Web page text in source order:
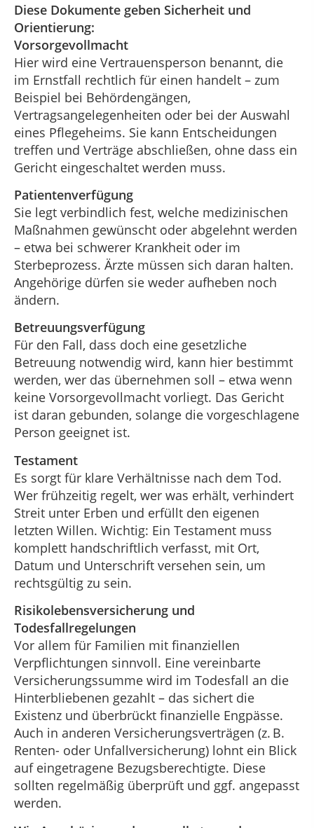
Diese Dokumente geben Sicherheit und
Orientierung:
Vorsorgevollmacht
Hier wird eine Vertrauensperson benannt, die
im Ernstfall rechtlich für einen handelt – zum
Beispiel bei Behördengängen,
Vertragsangelegenheiten oder bei der Auswahl
eines Pflegeheims. Sie kann Entscheidungen
treffen und Verträge abschließen, ohne dass ein
Gericht eingeschaltet werden muss.
Patientenverfügung
Sie legt verbindlich fest, welche medizinischen
Maßnahmen gewünscht oder abgelehnt werden
– etwa bei schwerer Krankheit oder im
Sterbeprozess. Ärzte müssen sich daran halten.
Angehörige dürfen sie weder aufheben noch
ändern.
Betreuungsverfügung
Für den Fall, dass doch eine gesetzliche
Betreuung notwendig wird, kann hier bestimmt
werden, wer das übernehmen soll – etwa wenn
keine Vorsorgevollmacht vorliegt. Das Gericht
ist daran gebunden, solange die vorgeschlagene
Person geeignet ist.
Testament
Es sorgt für klare Verhältnisse nach dem Tod.
Wer frühzeitig regelt, wer was erhält, verhindert
Streit unter Erben und erfüllt den eigenen
letzten Willen. Wichtig: Ein Testament muss
komplett handschriftlich verfasst, mit Ort,
Datum und Unterschrift versehen sein, um
rechtsgültig zu sein.
Risikolebensversicherung und
Todesfallregelungen
Vor allem für Familien mit finanziellen
Verpflichtungen sinnvoll. Eine vereinbarte
Versicherungssumme wird im Todesfall an die
Hinterbliebenen gezahlt – das sichert die
Existenz und überbrückt finanzielle Engpässe.
Auch in anderen Versicherungsverträgen (z. B.
Renten- oder Unfallversicherung) lohnt ein Blick
auf eingetragene Bezugsberechtigte. Diese
sollten regelmäßig überprüft und ggf. angepasst
werden.